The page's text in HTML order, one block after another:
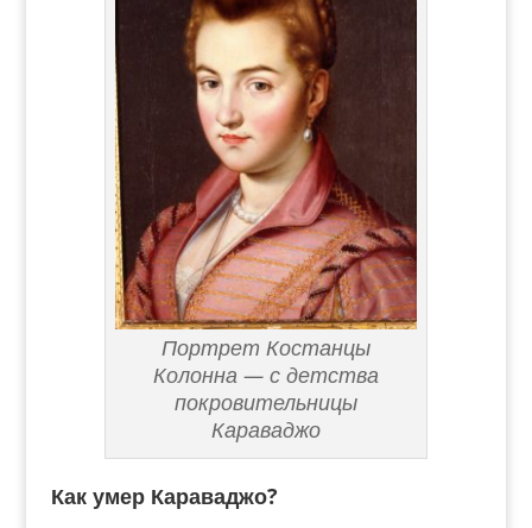
Портрет Костанцы
Колонна — с детства
покровительницы
Караваджо
Как умер Караваджо?